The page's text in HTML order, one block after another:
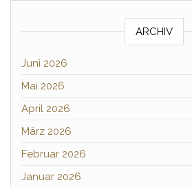
ARCHIV
Juni 2026
Mai 2026
April 2026
März 2026
Februar 2026
Januar 2026